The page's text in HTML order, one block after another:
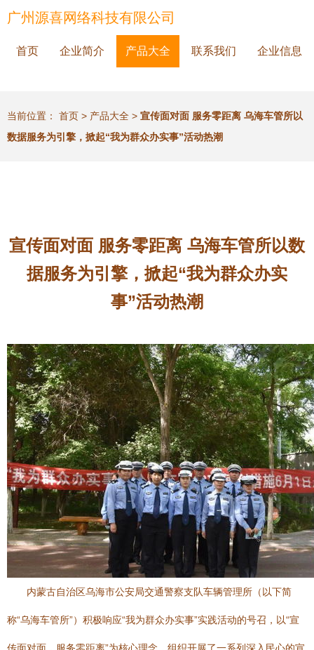
广州源喜网络科技有限公司
首页 企业简介 产品大全 联系我们 企业信息
当前位置： 首页 > 产品大全 > 宣传面对面 服务零距离 乌海车管所以
数据服务为引擎，掀起“我为群众办实事”活动热潮
宣传面对面 服务零距离 乌海车管所以数
据服务为引擎，掀起“我为群众办实
事”活动热潮
内蒙古自治区乌海市公安局交通警察支队车辆管理所（以下简
称“乌海车管所”）积极响应“我为群众办实事”实践活动的号召，以“宣